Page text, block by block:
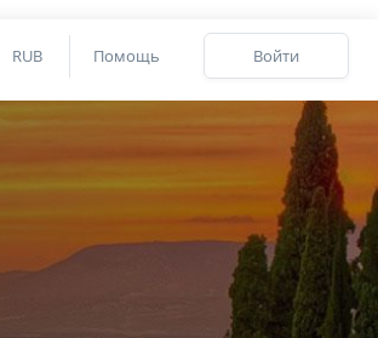
RUB Помощь Войти